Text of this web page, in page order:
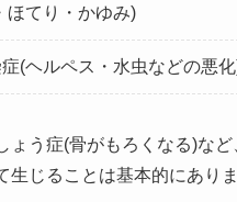
ほてり・かゆみ)
(ヘルペス・水虫などの悪
ょう症(骨がもろくなる)な
じることは基本的にありま